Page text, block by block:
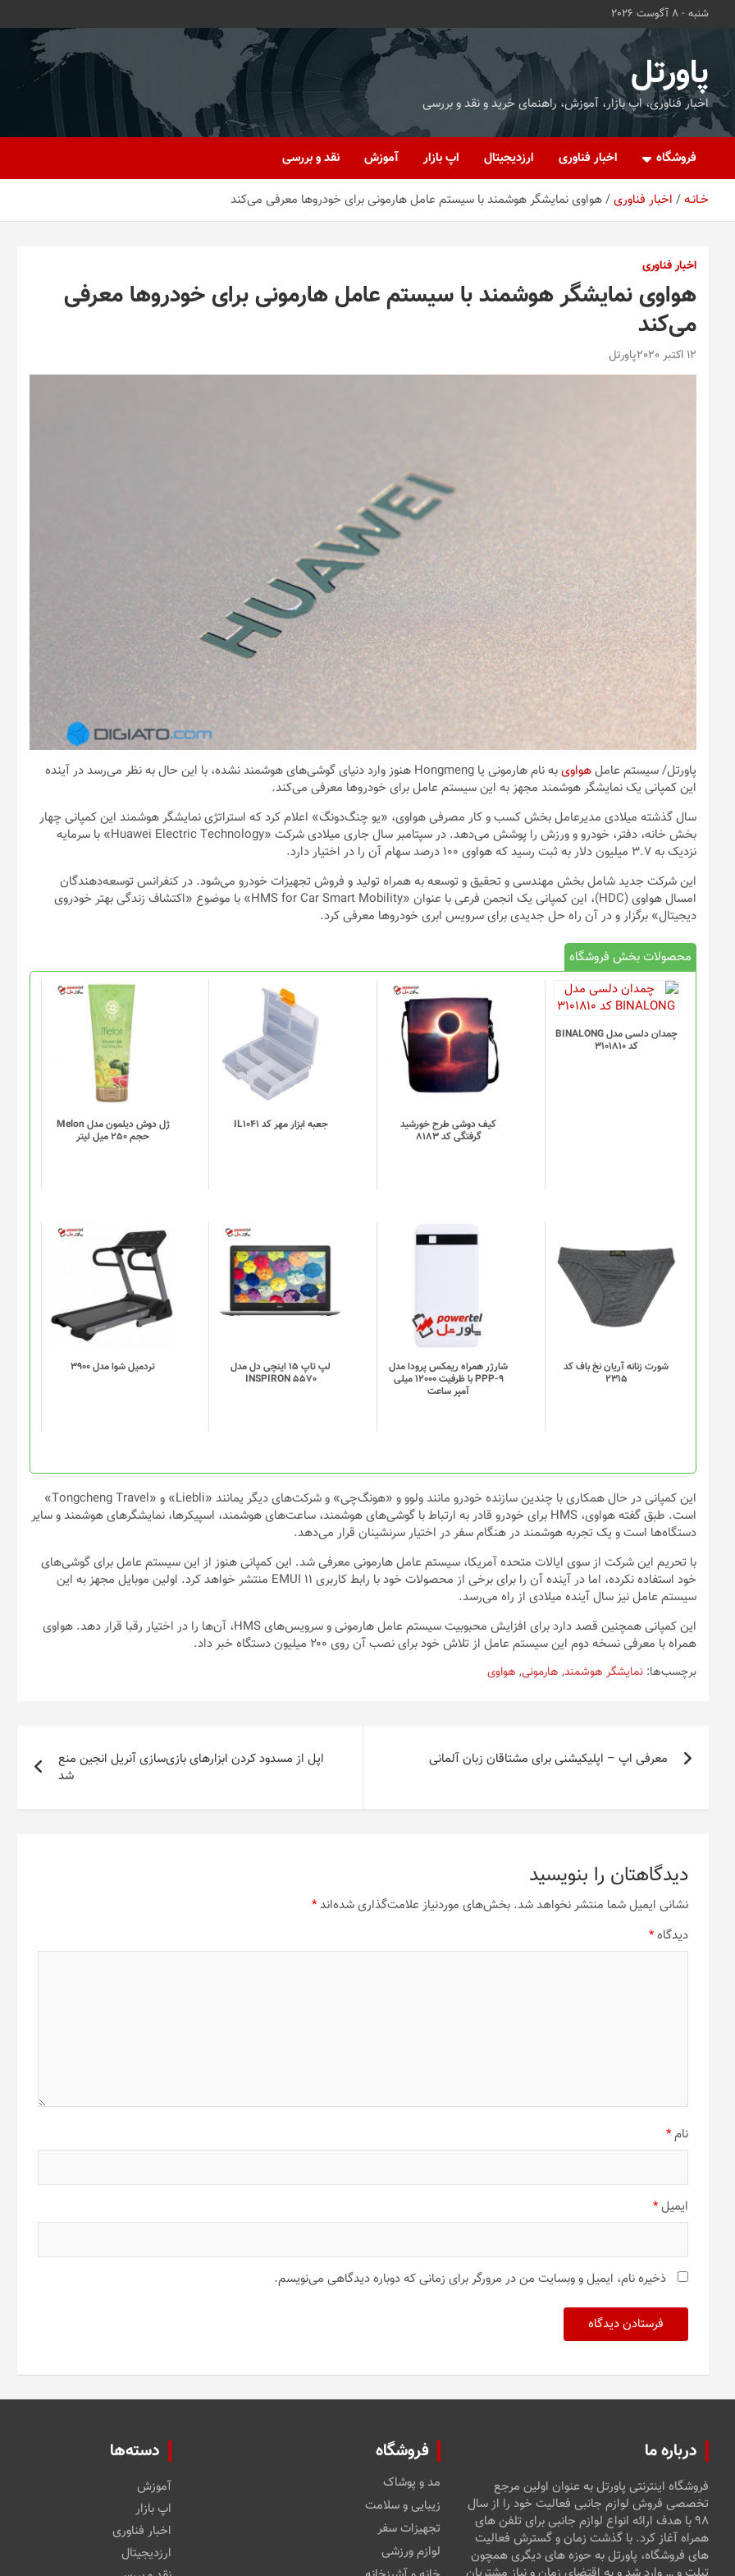
شنبه - 8 آگوست 2026
پاورتل
اخبار فناوری، اپ بازار، آموزش، راهنمای خرید و نقد و بررسی
فروشگاه اخبار فناوری ارزدیجیتال اپ بازار آموزش نقد و بررسی
خـانـه اخبار فناوری هواوی نمایشگر هوشمند با سیستم عامل هارمونی برای خودروها معرفی می‌کند
اخبار فناوری
هواوی نمایشگر هوشمند با سیستم عامل هارمونی برای خودروها معرفی
می‌کند
12 اکتبر 2020 پاورتل
پاورتل/ سیستم عاملهواوی
به نام هارمونی یا Hongmeng هنوز وارد دنیای گوشی‌های هوشمند نشده، با این حال به نظر می‌رسد در آینده
این کمپانی یک نمایشگر هوشمند مجهز به این سیستم عامل برای خودروها معرفی می‌کند.
سال گذشته میلادی مدیرعامل بخش کسب و کار مصرفی هواوی، «یو چنگ‌دونگ» اعلام کرد که استراتژی نمایشگر هوشمند این کمپانی چهار
بخش خانه، دفتر، خودرو و ورزش را پوشش می‌دهد. در سپتامبر سال جاری میلادی شرکت «Huawei Electric Technology» با سرمایه
نزدیک به ۳.۷ میلیون دلار به ثبت رسید که هواوی ۱۰۰ درصد سهام آن را در اختیار دارد.
این شرکت جدید شامل بخش مهندسی و تحقیق و توسعه به همراه تولید و فروش تجهیزات خودرو می‌شود. در کنفرانس توسعه‌دهندگان
امسال هواوی (HDC)، این کمپانی یک انجمن فرعی با عنوان «HMS for Car Smart Mobility» با موضوع «اکتشاف زندگی بهتر خودروی
دیجیتال» برگزار و در آن راه حل جدیدی برای سرویس ابری خودروها معرفی کرد.
محصولات بخش فروشگاه
چمدان دلسی مدل BINALONG
کد 3101810
کیف دوشی طرح خورشید
گرفتگی کد 8183
جعبه ابزار مهر کد IL1041
این
محصول
دارای
انواع
مختلفی
می
گزینه
محصول
انتخاب
شوند
ژل دوش دیلمون مدل Melon
حجم 250 میل لیتر
شورت زنانه آریان نخ باف کد
2315
این
محصول
دارای
انواع
مختلفی
می
گزینه
ها
محصول
انتخاب
شوند
شارژر همراه ریمکس پرودا مدل
PPP-9 با ظرفیت 12000 میلی
آمپر ساعت
لپ تاپ 15 اینچی دل مدل
INSPIRON 5570
تردميل شوا مدل 3900
این کمپانی در حال همکاری با چندین سازنده خودرو مانند ولوو و «هونگ‌چی» و شرکت‌های دیگر یمانند «Liebli» و «Tongcheng Travel»
است. طبق گفته هواوی، HMS برای خودرو قادر به ارتباط با گوشی‌های هوشمند، ساعت‌های هوشمند، اسپیکرها، نمایشگرهای هوشمند و سایر
دستگاه‌ها است و یک تجربه هوشمند در هنگام سفر در اختیار سرنشینان قرار می‌دهد.
با تحریم این شرکت از سوی ایالات متحده آمریکا، سیستم عامل هارمونی معرفی شد. این کمپانی هنوز از این سیستم عامل برای گوشی‌های
خود استفاده نکرده، اما در آینده آن را برای برخی از محصولات خود با رابط کاربری EMUI 11 منتشر خواهد کرد. اولین موبایل مجهز به این
سیستم عامل نیز سال آینده میلادی از راه می‌رسد.
این کمپانی همچنین قصد دارد برای افزایش محبوبیت سیستم عامل هارمونی و سرویس‌های HMS، آن‌ها را در اختیار رقبا قرار دهد. هواوی
همراه با معرفی نسخه دوم این سیستم عامل از تلاش خود برای نصب آن روی ۲۰۰ میلیون دستگاه خبر داد.
برچسب‌ها: نمایشگر هوشمند, هارمونی, هواوی
راهبری
نوشتهمعرفی اپ – اپلیکیشنی برای مشتاقان زبان آلمانی
اپل از مسدود کردن ابزارهای بازی‌سازی آنریل انجین منع
شد
دیدگاهتان را بنویسید
نشانی ایمیل شما منتشر نخواهد شد. بخش‌های موردنیاز علامت‌گذاری شده‌اند*
دیدگاه*
نام*
ایمیل*
ذخیره نام، ایمیل و وبسایت من در مرورگر برای زمانی که دوباره دیدگاهی می‌نویسم.
درباره ما
فروشگاه اینترنتی پاورتل به عنوان اولین مرجع
تخصصی فروش لوازم جانبی فعالیت خود را از سال
۹۸ با هدف ارائه انواع لوازم جانبی برای تلفن های
همراه آغاز کرد. با گذشت زمان و گسترش فعالیت
های فروشگاه، پاورتل به حوزه های دیگری همچون
فروشگاه
مد و پوشاک
زیبایی و سلامت
تجهیزات سفر
لوازم ورزشی
دسته‌ها
آموزش
اپ بازار
اخبار فناوری
ارزدیجیتال